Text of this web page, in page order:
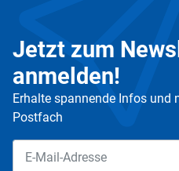
Jetzt zum
anmelden!
Erhalte spannende Infos und
Postfach